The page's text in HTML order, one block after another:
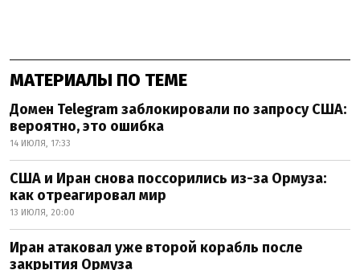
МАТЕРИАЛЫ ПО ТЕМЕ
Домен Telegram заблокировали по запросу США:
вероятно, это ошибка
14 ИЮЛЯ, 17:33
США и Иран снова поссорились из-за Ормуза:
как отреагировал мир
13 ИЮЛЯ, 20:00
Иран атаковал уже второй корабль после
закрытия Ормуза